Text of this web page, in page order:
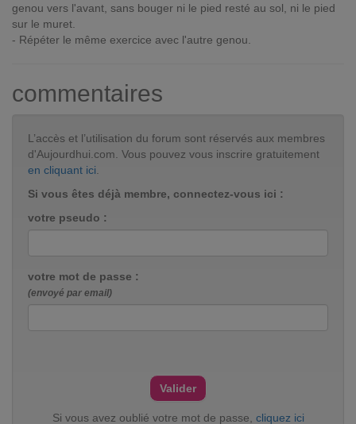
genou vers l'avant, sans bouger ni le pied resté au sol, ni le pied
sur le muret.
- Répéter le même exercice avec l'autre genou.
commentaires
L’accès et l’utilisation du forum sont réservés aux membres
d'Aujourdhui.com. Vous pouvez vous inscrire gratuitement
en cliquant ici
Si vous êtes déjà membre, connectez-vous ici :
votre pseudo :
votre mot de passe :
(envoyé par email)
Si vous avez oublié votre mot de passe, cliquez ici